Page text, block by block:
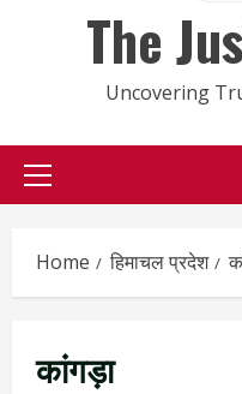
The
Uncovering
Primary
Home हिमाचल प्रदेश
कांगड़ा